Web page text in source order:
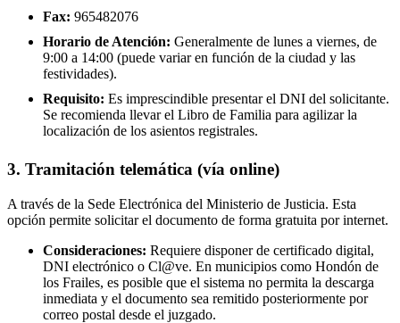
Fax: 965482076
Horario de Atención: Generalmente de lunes a viernes, de
9:00 a 14:00 (puede variar en función de la ciudad y las
festividades).
Requisito: Es imprescindible presentar el DNI del solicitante.
Se recomienda llevar el Libro de Familia para agilizar la
localización de los asientos registrales.
3. Tramitación telemática (vía online)
A través de la Sede Electrónica del Ministerio de Justicia. Esta
opción permite solicitar el documento de forma gratuita por internet.
Consideraciones: Requiere disponer de certificado digital,
DNI electrónico o Cl@ve. En municipios como Hondón de
los Frailes, es posible que el sistema no permita la descarga
inmediata y el documento sea remitido posteriormente por
correo postal desde el juzgado.